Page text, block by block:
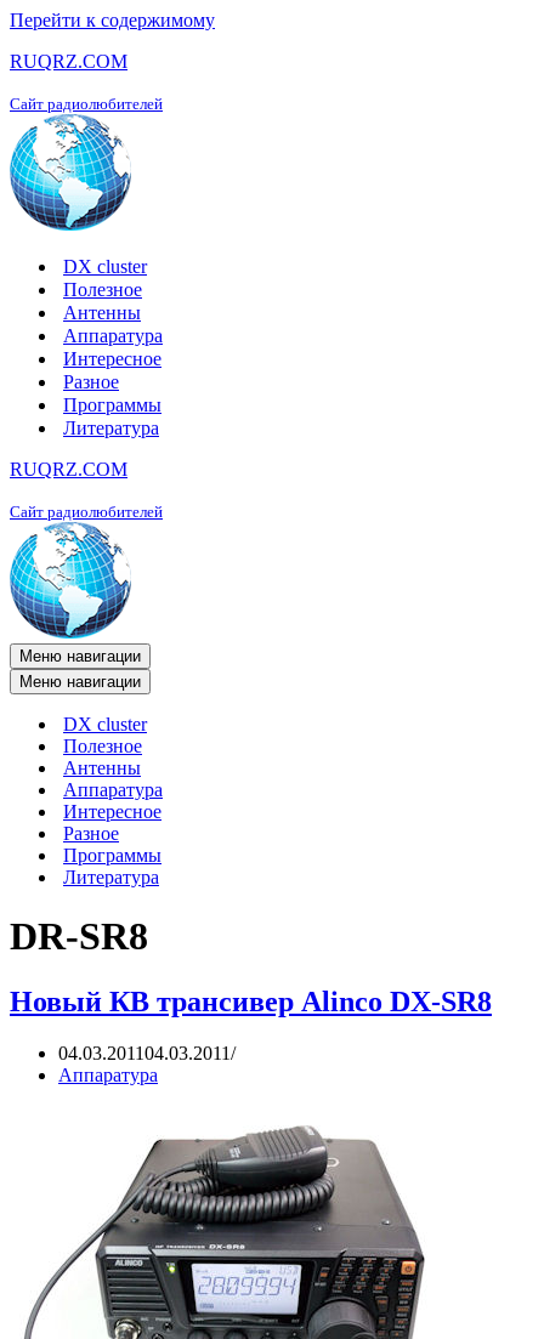
Перейти к содержимому
RUQRZ.COM
Сайт радиолюбителей
DX cluster
Полезное
Антенны
Аппаратура
Интересное
Разное
Программы
Литература
RUQRZ.COM
Сайт радиолюбителей
Меню навигации
Меню навигации
DX cluster
Полезное
Антенны
Аппаратура
Интересное
Разное
Программы
Литература
DR-SR8
Новый КВ трансивер Alinco DX-SR8
04.03.201104.03.2011
Аппаратура